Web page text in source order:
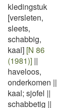
kledingstuk
[versleten,
sleets,
schabbig,
kaal] [N 86
(1981)] ||
haveloos,
onderkomen ||
kaal; sjofel ||
schabbetig ||